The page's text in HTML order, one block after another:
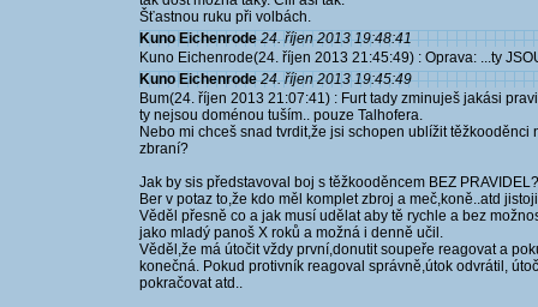
Šťastnou ruku při volbách.
Kuno Eichenrode 24. říjen 2013 19:48:41
Kuno Eichenrode(24. říjen 2013 21:45:49) : Oprava: ...ty
Kuno Eichenrode 24. říjen 2013 19:45:49
Bum(24. říjen 2013 21:07:41) : Furt tady zminuješ jakási
ty nejsou doménou tuším.. pouze Talhofera.
Nebo mi chceš snad tvrdit,že jsi schopen ublížit
zbraní?
Jak by sis představoval boj s těžkooděncem BEZ PRAVIDEL?
Ber v potaz to,že kdo měl komplet zbroj a meč,koně..atd
Věděl přesně co a jak musí udělat aby tě rychle a bez
jako mladý panoš X roků a možná i denně učil.
Věděl,že má útočit vždy první,donutit soupeře reagovat a
konečná. Pokud protivník reagoval správně,útok odvrátil,
pokračovat atd..